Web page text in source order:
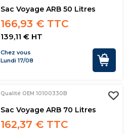
Sac Voyage ARB 50 Litres
166,93 € TTC
139,11 € HT
Chez vous
Lundi 17/08
Qualité OEM 10100330B
Sac Voyage ARB 70 Litres
162,37 € TTC